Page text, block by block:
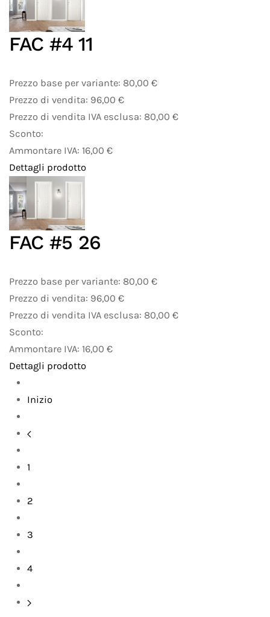
FAC #4 11
Prezzo base per variante: 80,00 €
Prezzo di vendita: 96,00 €
Prezzo di vendita IVA esclusa: 80,00 €
Sconto:
Ammontare IVA: 16,00 €
Dettagli prodotto
FAC #5 26
Prezzo base per variante: 80,00 €
Prezzo di vendita: 96,00 €
Prezzo di vendita IVA esclusa: 80,00 €
Sconto:
Ammontare IVA: 16,00 €
Dettagli prodotto
Inizio
1
2
3
4